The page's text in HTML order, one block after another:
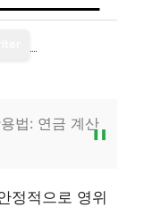
법: 연금 계산
정적으로 영위